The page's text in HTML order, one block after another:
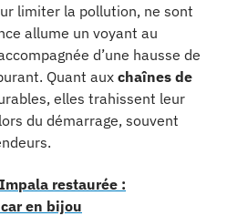
limiter la pollution, ne sont
allume un voyant au
d’une hausse de
Quant aux chaînes de
elles trahissent leur
du démarrage, souvent
restaurée :
en bijou